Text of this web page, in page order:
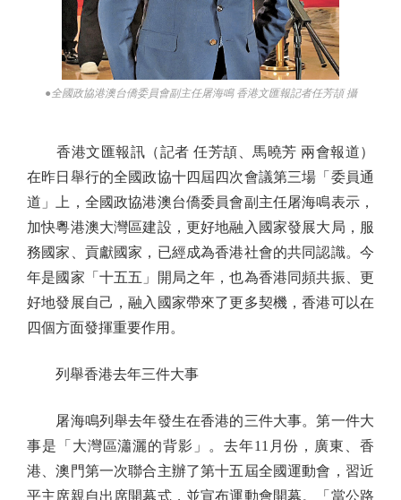
●全國政協港澳台僑委員會副主任屠海鳴 香港文匯報記者任芳頡 攝
香港文匯報訊（記者 任芳頡、馬曉芳 兩會報道）
在昨日舉行的全國政協十四屆四次會議第三場「委員通
道」上，全國政協港澳台僑委員會副主任屠海鳴表示，
加快粵港澳大灣區建設，更好地融入國家發展大局，服
務國家、貢獻國家，已經成為香港社會的共同認識。今
年是國家「十五五」開局之年，也為香港同頻共振、更
好地發展自己，融入國家帶來了更多契機，香港可以在
四個方面發揮重要作用。
列舉香港去年三件大事
屠海鳴列舉去年發生在香港的三件大事。第一件大
事是「大灣區瀟灑的背影」。去年11月份，廣東、香
港、澳門第一次聯合主辦了第十五屆全國運動會，習近
平主席親自出席開幕式，並宣布運動會開幕。「當公路